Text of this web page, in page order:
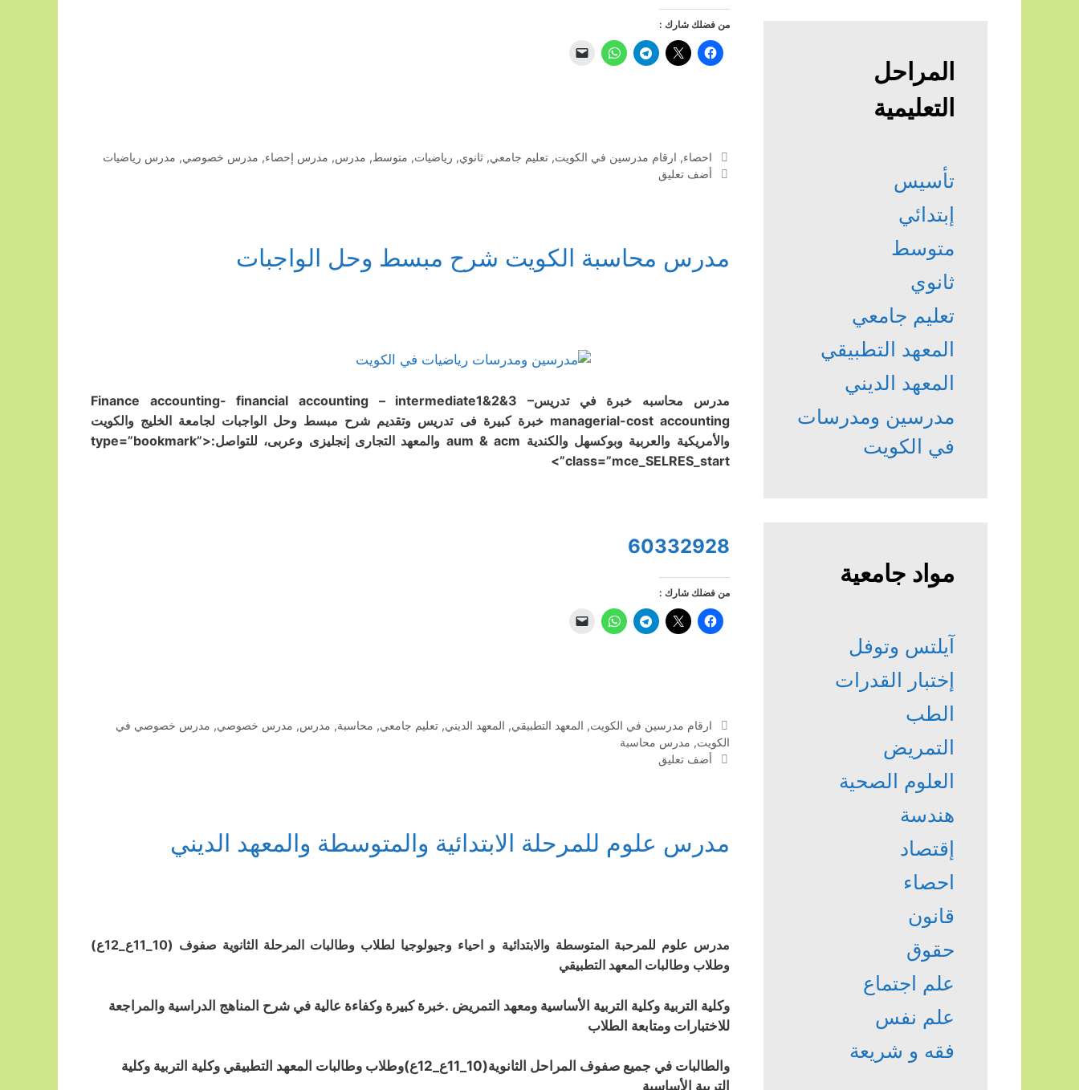
من فضلك شارك :
التصنيفات
احصاء, ارقام مدرسين في الكويت, تعليم جامعي, ثانوي, رياضيات, متوسط, مدرس, مدرس إحصاء, مدرس خصوصي, مدرس رياضيات
أضف تعليق
مدرس محاسبة الكويت شرح مبسط وحل الواجبات
مدرس محاسبه خبرة في تدريسFinance accounting- financial accounting – intermediate1&2&3 –
managerial-cost accounting خبرة كبيرة فى تدريس وتقديم شرح مبسط وحل الواجبات لجامعة الخليج والكويت
والأمريكية والعربية وبوكسهل والكندية aum & acm والمعهد التجارى إنجليزى وعربى، للتواصل:<type=”bookmark”
class=”mce_SELRES_start”>
60332928
من فضلك شارك :
التصنيفات
ارقام مدرسين في الكويت, المعهد التطبيقي, المعهد الديني, تعليم جامعي, محاسبة, مدرس, مدرس خصوصي, مدرس خصوصي في
الكويت, مدرس محاسبة
أضف تعليق
مدرس علوم للمرحلة الابتدائية والمتوسطة والمعهد الديني
مدرس علوم للمرحبة المتوسطة والابتدائية و احياء وجيولوجيا لطلاب وطالبات المرحلة الثانوية صفوف (10_11ع_12ع)
وطلاب وطالبات المعهد التطبيقي
وكلية التربية وكلية التربية الأساسية ومعهد التمريض .خبرة كبيرة وكفاءة عالية في شرح المناهج الدراسية والمراجعة
للاختبارات ومتابعة الطلاب
والطالبات في جميع صفوف المراحل الثانوية(10_11ع_12ع)وطلاب وطالبات المعهد التطبيقي وكلية التربية وكلية
التربية الأساسية
المراحل
التعليمية
تأسيس
إبتدائي
متوسط
ثانوي
تعليم جامعي
المعهد التطبيقي
المعهد الديني
مدرسين ومدرسات
في الكويت
مواد جامعية
آيلتس وتوفل
إختبار القدرات
الطب
التمريض
العلوم الصحية
هندسة
إقتصاد
احصاء
قانون
حقوق
علم اجتماع
علم نفس
فقه و شريعة